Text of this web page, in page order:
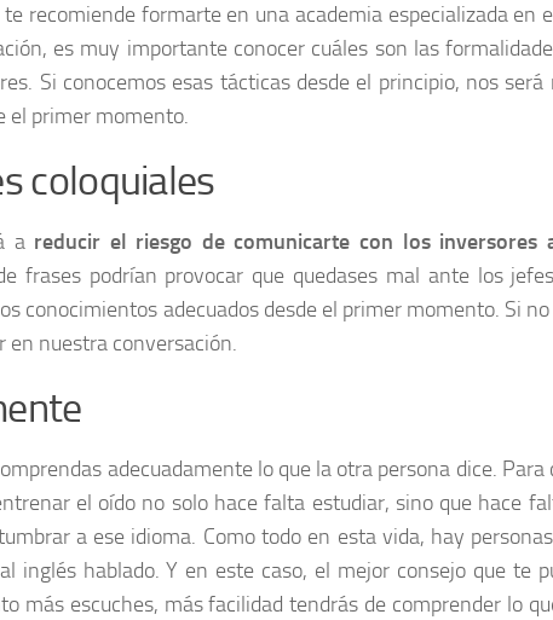
recomiende formarte en una academia especializada en
es muy importante conocer cuáles son las
Si conocemos esas tácticas desde el principio, nos será
el primer momento.
coloquiales
areducir el riesgo de comunicarte con los inversores
frases podrían provocar que quedases mal ante los
conocimientos adecuados desde el primer momento. Si
en nuestra conversación.
adecuadamente lo que la otra persona dice. Para
el oído no solo hace falta estudiar, sino que hace
a ese idioma. Como todo en esta vida, hay
inglés hablado. Y en este caso, el mejor consejo que te
más escuches, más facilidad tendrás de comprender lo